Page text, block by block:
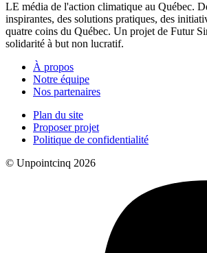
LE média de l'action climatique au Québec.
inspirantes, des solutions pratiques, des
quatre coins du Québec. Un projet de Futur
solidarité à but non lucratif.
À propos
Notre équipe
Nos partenaires
Plan du site
Proposer projet
Politique de confidentialité
© Unpointcinq 2026